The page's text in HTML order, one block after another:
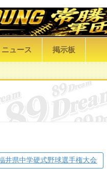
ニュース 掲示板
井県中学硬式野球選手権大会